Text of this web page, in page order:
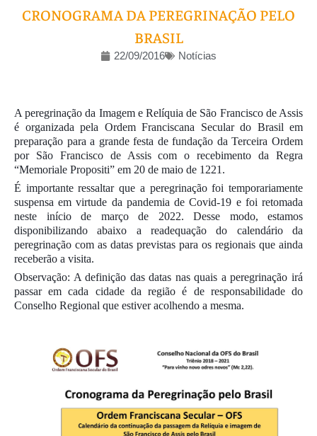
CRONOGRAMA DA PEREGRINAÇÃO PELO
BRASIL
22/09/2016 Notícias
A peregrinação da Imagem e Relíquia de São Francisco de Assis
é organizada pela Ordem Franciscana Secular do Brasil em
preparação para a grande festa de fundação da Terceira Ordem
por São Francisco de Assis com o recebimento da Regra
“Memoriale Propositi” em 20 de maio de 1221.
É importante ressaltar que a peregrinação foi temporariamente
suspensa em virtude da pandemia de Covid-19 e foi retomada
neste início de março de 2022. Desse modo, estamos
disponibilizando abaixo a readequação do calendário da
peregrinação com as datas previstas para os regionais que ainda
receberão a visita.
Observação: A definição das datas nas quais a peregrinação irá
passar em cada cidade da região é de responsabilidade do
Conselho Regional que estiver acolhendo a mesma.